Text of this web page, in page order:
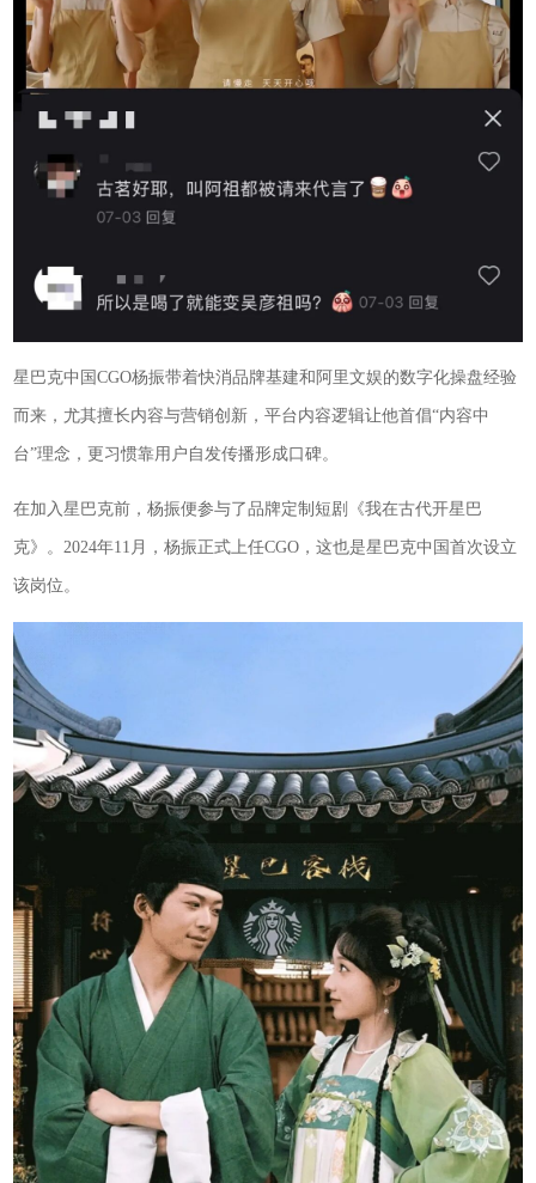
星巴克中国CGO杨振带着快消品牌基建和阿里文娱的数字化操盘经验
而来，尤其擅长内容与营销创新，平台内容逻辑让他首倡“内容中
台”理念，更习惯靠用户自发传播形成口碑。
在加入星巴克前，杨振便参与了品牌定制短剧《我在古代开星巴
克》。2024年11月，杨振正式上任CGO，这也是星巴克中国首次设立
该岗位。